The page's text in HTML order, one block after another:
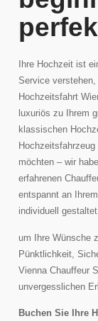
Ihre Hochzeit ist
Service
Hochzeitsfahrt
luxuriös zu Ihrem
klassischen
möchten – wir
erfahrenen
entspannt an
individuell
um Ihre Wünsche
Pünktlichkeit,
Vienna Chauffeur
unvergesslichen
Buchen Sie Ihre